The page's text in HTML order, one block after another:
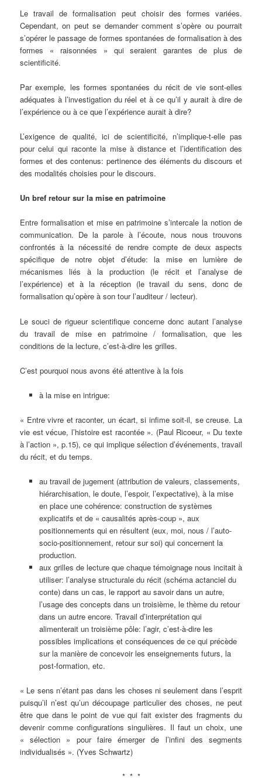
Le travail de formalisation peut choisir des formes variées.
Cependant, on peut se demander comment s’opère ou pourrait
s’opérer le passage de formes spontanées de formalisation à des
formes « raisonnées » qui seraient garantes de plus de
scientificité.
Par exemple, les formes spontanées du récit de vie sont-elles
adéquates à l’investigation du réel et à ce qu’il y aurait à dire de
l’expérience ou à ce que l’expérience aurait à dire?
L’exigence de qualité, ici de scientificité, n’implique-t-elle pas
pour celui qui raconte la mise à distance et l’identification des
formes et des contenus: pertinence des éléments du discours et
des modalités choisies pour le discours.
Un bref retour sur la mise en patrimoine
Entre formalisation et mise en patrimoine s’intercale la notion de
communication. De la parole à l’écoute, nous nous trouvons
confrontés à la nécessité de rendre compte de deux aspects
spécifique de notre objet d’étude: la mise en lumière de
mécanismes liés à la production (le récit et l’analyse de
l’expérience) et à la réception (le travail du sens, donc de
formalisation qu’opère à son tour l’auditeur / lecteur).
Le souci de rigueur scientifique concerne donc autant l’analyse
du travail de mise en patrimoine / formalisation, que les
conditions de la lecture, c’est-à-dire les grilles.
C’est pourquoi nous avons été attentive à la fois
à la mise en intrigue:
« Entre vivre et raconter, un écart, si infime soit-il, se creuse. La
vie est vécue, l’histoire est racontée ». (Paul Ricoeur, « Du texte
à l’action », p.15), ce qui implique sélection d’événements, travail
du récit, et du temps.
au travail de jugement (attribution de valeurs, classements,
hiérarchisation, le doute, l’espoir, l’expectative), à la mise
en place une cohérence: construction de systèmes
explicatifs et de « causalités après-coup », aux
positionnements qui en résultent (eux, moi, nous / l’auto-
socio-positionnement, retour sur soi) qui concernent la
production.
aux grilles de lecture que chaque témoignage nous incitait à
utiliser: l’analyse structurale du récit (schéma actanciel du
conte) dans un cas, le rapport au savoir dans un autre,
l’usage des concepts dans un troisième, le thème du retour
dans un autre encore. Travail d’interprétation qui
alimenterait un troisième pôle: l’agir, c’est-à-dire les
possibles implications et conséquences de ce qui précède
sur la manière de concevoir les enseignements futurs, la
post-formation, etc.
« Le sens n’étant pas dans les choses ni seulement dans l’esprit
puisqu’il n’est qu’un découpage particulier des choses, ne peut
être que dans le point de vue qui fait exister des fragments du
devenir comme configurations singulières. Il faut un choix, une
« sélection » pour faire émerger de l’infini des segments
individualisés ». (Yves Schwartz)
* * *